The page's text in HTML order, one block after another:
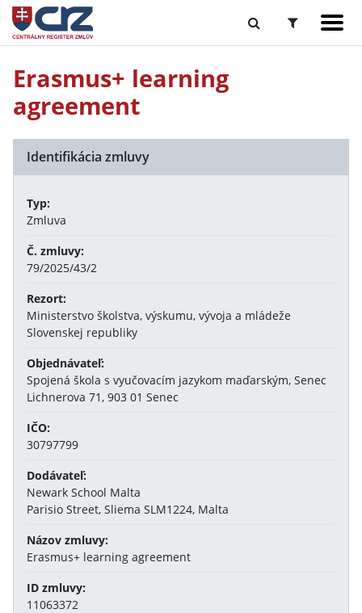
Erasmus+ learning
agreement
Identifikácia zmluvy
Typ:
Zmluva
Č. zmluvy:
79/2025/43/2
Rezort:
Ministerstvo školstva, výskumu, vývoja a mládeže
Slovenskej republiky
Objednávateľ:
Spojená škola s vyučovacím jazykom maďarským, Senec
Lichnerova 71, 903 01 Senec
IČO:
30797799
Dodávateľ:
Newark School Malta
Parisio Street, Sliema SLM1224, Malta
Názov zmluvy:
Erasmus+ learning agreement
ID zmluvy:
11063372